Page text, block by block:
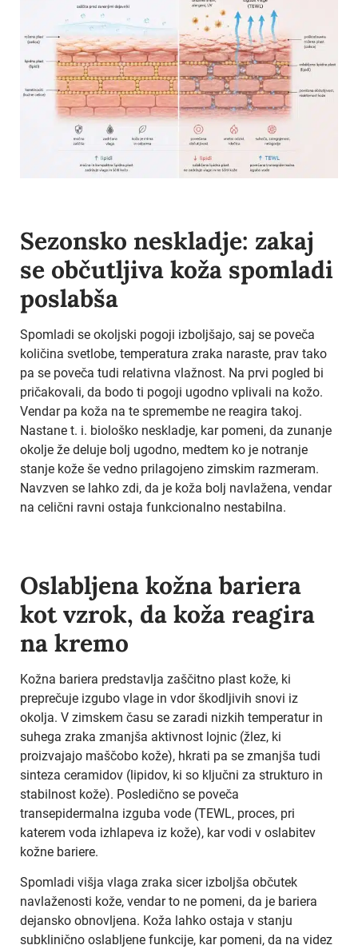
Sezonsko neskladje: zakaj
se občutljiva koža spomladi
poslabša
Spomladi se okoljski pogoji izboljšajo, saj se poveča
količina svetlobe, temperatura zraka naraste, prav tako
pa se poveča tudi relativna vlažnost. Na prvi pogled bi
pričakovali, da bodo ti pogoji ugodno vplivali na kožo.
Vendar pa koža na te spremembe ne reagira takoj.
Nastane t. i. biološko neskladje, kar pomeni, da zunanje
okolje že deluje bolj ugodno, medtem ko je notranje
stanje kože še vedno prilagojeno zimskim razmeram.
Navzven se lahko zdi, da je koža bolj navlažena, vendar
na celični ravni ostaja funkcionalno nestabilna.
Oslabljena kožna bariera
kot vzrok, da koža reagira
na kremo
Kožna bariera predstavlja zaščitno plast kože, ki
preprečuje izgubo vlage in vdor škodljivih snovi iz
okolja. V zimskem času se zaradi nizkih temperatur in
suhega zraka zmanjša aktivnost lojnic (žlez, ki
proizvajajo maščobo kože), hkrati pa se zmanjša tudi
sinteza ceramidov (lipidov, ki so ključni za strukturo in
stabilnost kože). Posledično se poveča
transepidermalna izguba vode (TEWL, proces, pri
katerem voda izhlapeva iz kože), kar vodi v oslabitev
kožne bariere.
Spomladi višja vlaga zraka sicer izboljša občutek
navlaženosti kože, vendar to ne pomeni, da je bariera
dejansko obnovljena. Koža lahko ostaja v stanju
subklinično oslabljene funkcije, kar pomeni, da na videz